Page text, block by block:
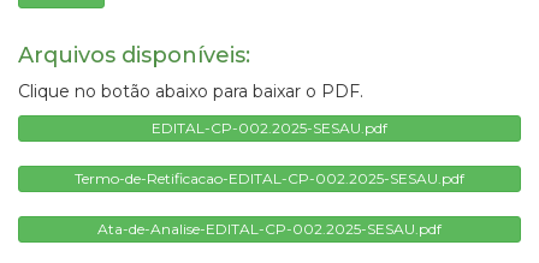
Arquivos disponíveis:
Clique no botão abaixo para baixar o PDF.
EDITAL-CP-002.2025-SESAU.pdf
Termo-de-Retificacao-EDITAL-CP-002.2025-SESAU.pdf
Ata-de-Analise-EDITAL-CP-002.2025-SESAU.pdf